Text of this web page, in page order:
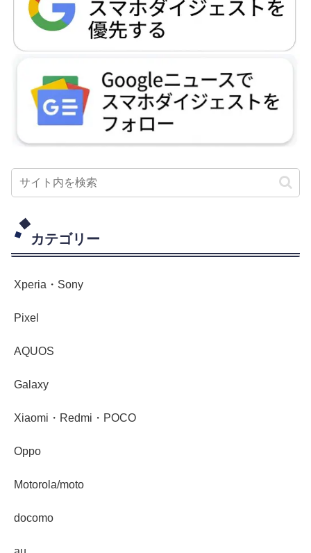
カテゴリー
Xperia・Sony
Pixel
AQUOS
Galaxy
Xiaomi・Redmi・POCO
Oppo
Motorola/moto
docomo